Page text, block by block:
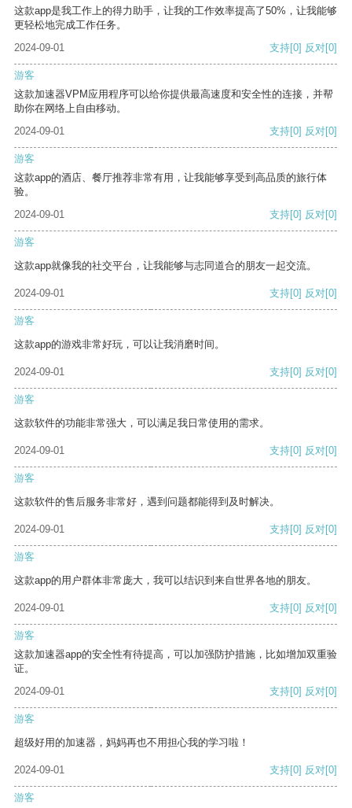
这款app是我工作上的得力助手，让我的工作效率提高了50%，让我能够
更轻松地完成工作任务。
2024-09-01
支持[0] 反对[0]
游客
这款加速器VPM应用程序可以给你提供最高速度和安全性的连接，并帮
助你在网络上自由移动。
2024-09-01
支持[0] 反对[0]
游客
这款app的酒店、餐厅推荐非常有用，让我能够享受到高品质的旅行体
验。
2024-09-01
支持[0] 反对[0]
游客
这款app就像我的社交平台，让我能够与志同道合的朋友一起交流。
2024-09-01 支持[0] 反对[0]
游客
这款app的游戏非常好玩，可以让我消磨时间。
2024-09-01 支持[0] 反对[0]
游客
这款软件的功能非常强大，可以满足我日常使用的需求。
2024-09-01 支持[0] 反对[0]
游客
这款软件的售后服务非常好，遇到问题都能得到及时解决。
2024-09-01 支持[0] 反对[0]
游客
这款app的用户群体非常庞大，我可以结识到来自世界各地的朋友。
2024-09-01 支持[0] 反对[0]
游客
这款加速器app的安全性有待提高，可以加强防护措施，比如增加双重验
证。
2024-09-01
支持[0] 反对[0]
游客
超级好用的加速器，妈妈再也不用担心我的学习啦！
2024-09-01 支持[0] 反对[0]
游客